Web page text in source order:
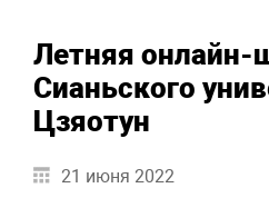
Летняя онлайн-
Сианьского
Цзяотун
21 июня 2022